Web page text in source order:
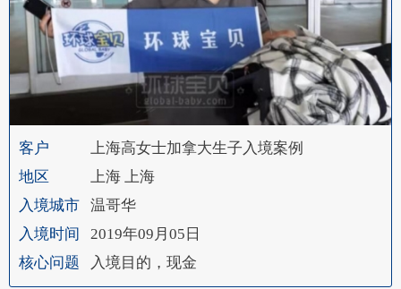
客户
上海高女士加拿大生子入境案例
地区
上海 上海
入境城市
温哥华
入境时间
2019年09月05日
核心问题
入境目的，现金